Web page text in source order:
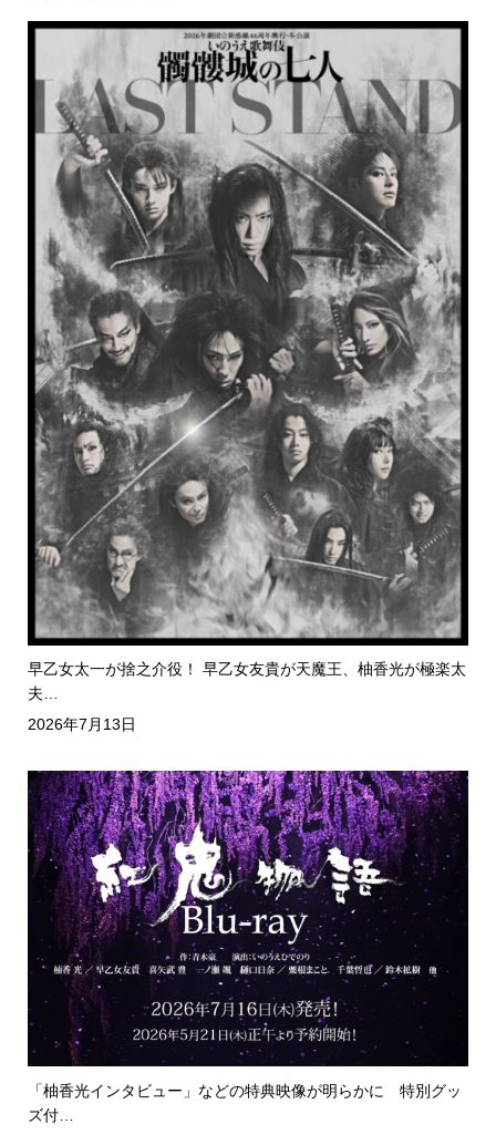
早乙女太一が捨之介役！ 早乙女友貴が天魔王、柚香光が極楽太
夫…
2026年7月13日
「柚香光インタビュー」などの特典映像が明らかに 特別グッ
ズ付…